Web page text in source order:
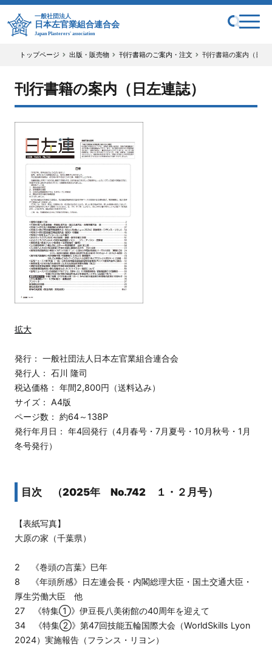
一般社団法人
日本左官業組合連合会
Japan Plasterers' association
トップページ 出版・販売物 刊行書籍のご案内・注文 刊行書籍の案内（日左
刊行書籍の案内（日左連誌）
拡大
発行： 一般社団法人日本左官業組合連合会
発行人： 石川 隆司
税込価格： 年間2,800円（送料込み）
サイズ： A4版
ページ数： 約64～138P
発行年月日： 年4回発行（4月春号・7月夏号・10月秋号・1月
冬号発行）
目次 （2025年 No.742 １・２月号）
【表紙写真】
大原の家（千葉県）
2 《巻頭の言葉》巳年
8 《年頭所感》日左連会長・内閣総理大臣・国土交通大臣・
厚生労働大臣 他
27 《特集①》伊豆長八美術館の40周年を迎えて
34 《特集②》第47回技能五輪国際大会（WorldSkills Lyon
2024）実施報告（フランス・リヨン）